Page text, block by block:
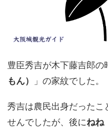
豊臣秀吉が木下藤吉郎の
もん）
」の家紋でした。
秀吉は農民出身だったこ
せんでしたが、後にねね